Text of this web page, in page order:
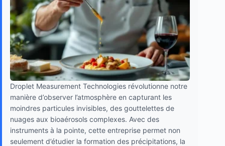
Droplet Measurement Technologies révolutionne notre
manière d’observer l’atmosphère en capturant les
moindres particules invisibles, des gouttelettes de
nuages aux bioaérosols complexes. Avec des
instruments à la pointe, cette entreprise permet non
seulement d’étudier la formation des précipitations, la